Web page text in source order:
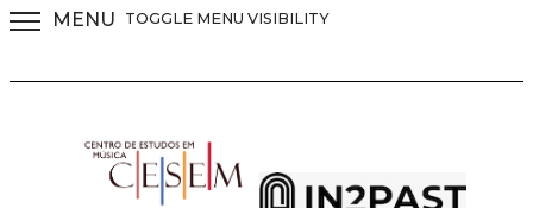
MENU TOGGLE MENU VISIBILITY